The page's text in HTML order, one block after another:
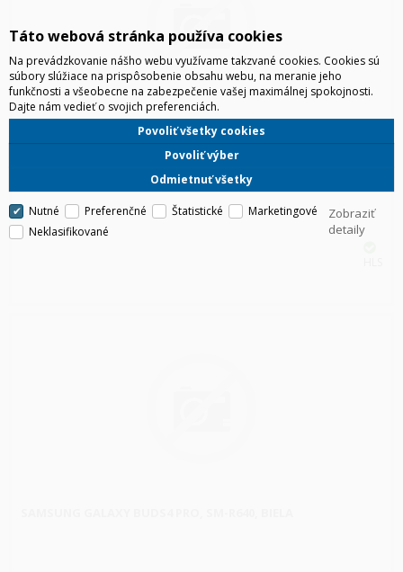
SAMSUNG GALAXY BUDS4 PRO, SM-R640, ČIERNA
Táto webová stránka používa cookies
Na prevádzkovanie nášho webu využívame takzvané cookies. Cookies sú
súbory slúžiace na prispôsobenie obsahu webu, na meranie jeho
funkčnosti a všeobecne na zabezpečenie vašej maximálnej spokojnosti.
Dajte nám vedieť o svojich preferenciách.
Odmietnuť všetky
Povoliť výber
Povoliť všetky cookies
Nutné Preferenčné Štatistické
Marketingové
Neklasifikované
Zobraziť
detaily